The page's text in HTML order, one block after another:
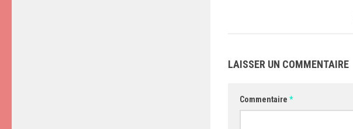
LAISSER UN COMMENTAIRE
Commentaire *